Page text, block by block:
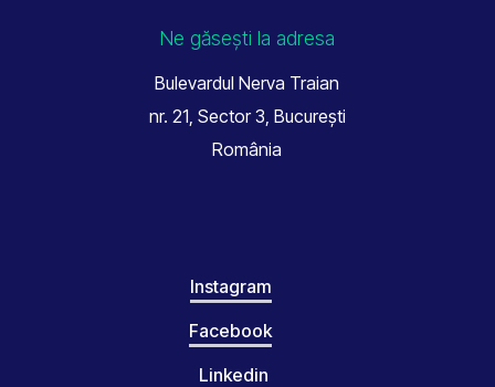
Ne găsești la adresa
Bulevardul Nerva Traian
nr. 21, Sector 3, București
România
Instagram
Facebook
Linkedin